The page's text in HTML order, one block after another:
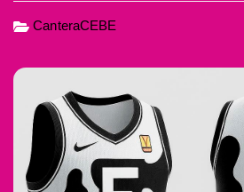
CanteraCEBE